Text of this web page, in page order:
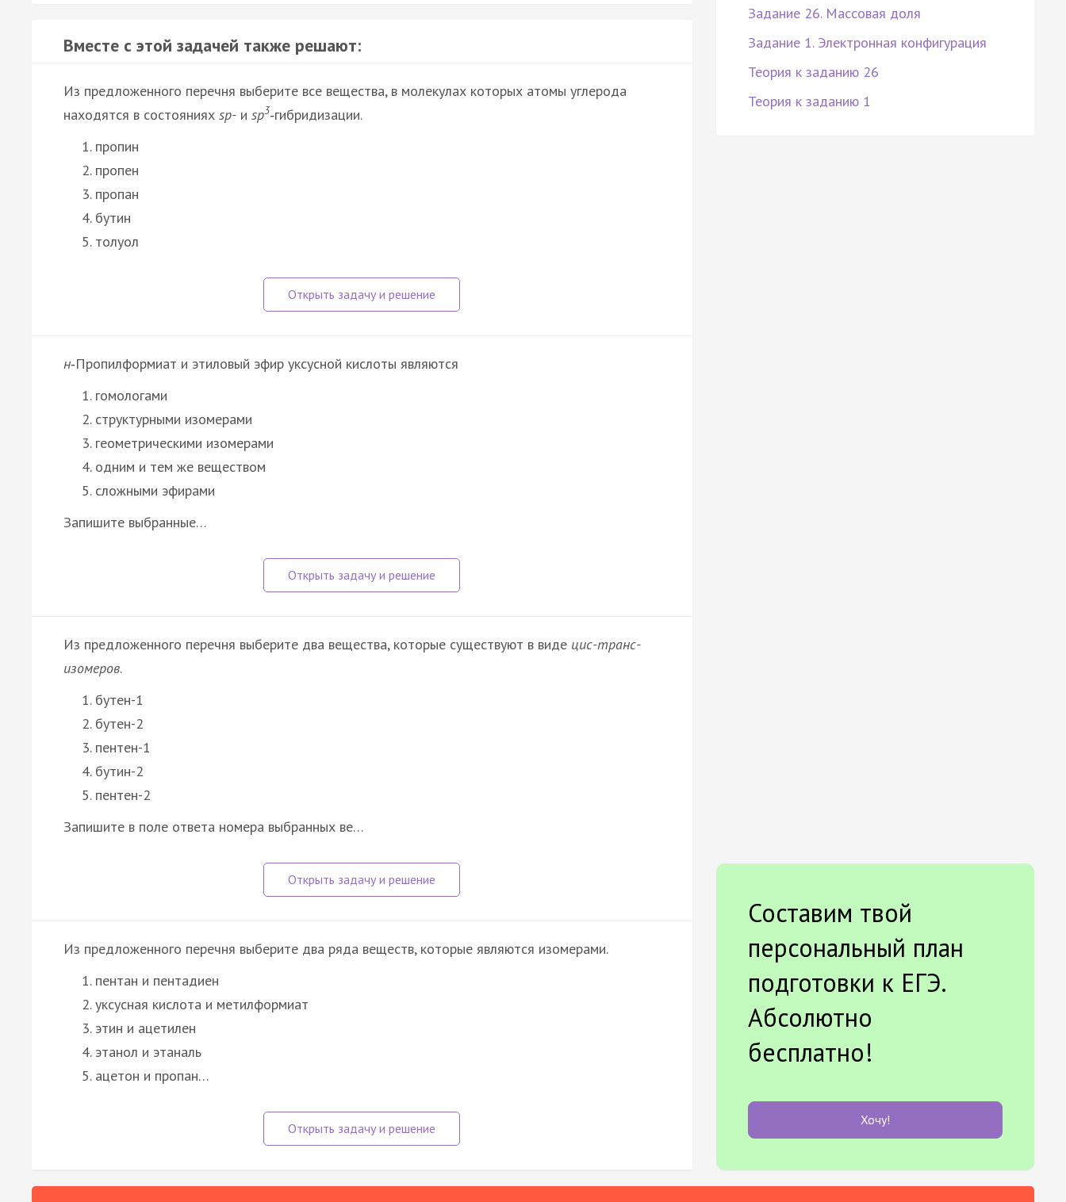
Вместе с этой задачей также решают:
Из предложенного перечня выберите все вещества, в молекулах которых атомы углерода
находятся в состояниях sp- и sp3‑гибридизации.
пропин
пропен
пропан
бутин
толуол
н‑Пропилформиат и этиловый эфир уксусной кислоты являются
гомологами
структурными изомерами
геометрическими изомерами
одним и тем же веществом
сложными эфирами
Запишите выбранные…
Из предложенного перечня выберите два вещества, которые существуют в виде цис-транс-
изомеров.
бутен-1
бутен-2
пентен-1
бутин-2
пентен-2
Запишите в поле ответа номера выбранных ве…
Из предложенного перечня выберите два ряда веществ, которые являются изомерами.
пентан и пентадиен
уксусная кислота и метилформиат
этин и ацетилен
этанол и этаналь
ацетон и пропан…
Задание 26. Массовая доля
Задание 1. Электронная конфигурация
Теория к заданию 26
Теория к заданию 1
Составим твой
персональный план
подготовки к ЕГЭ.
Абсолютно
бесплатно!
Хочу!